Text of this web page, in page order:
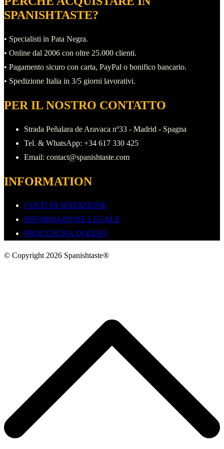
opzioni
possono
essere
nella
SPANISHTASTE?
• Specialisti in Pata Negra.
• Online dal 2006 con oltre 25.000 clienti.
• Pagamento sicuro con carta, PayPal o bonifico bancario.
• Spedizione Italia in 3/5 giorni lavorativi.
PER IL NOSTRO CONTATTO
Strada Peñalara de Aravaca nº33 - Madrid - Spagna
Tel. & WhatsApp: +34 617 330 425
Email: contact@spanishtaste.com
INFORMATION
COSTI DI SPEDIZIONE
INFORMAZIONE LEGALE
PROCEDURA DI RESO
© Copyright 2026 Spanishtaste®